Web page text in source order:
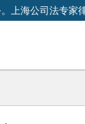
上海公司法专家